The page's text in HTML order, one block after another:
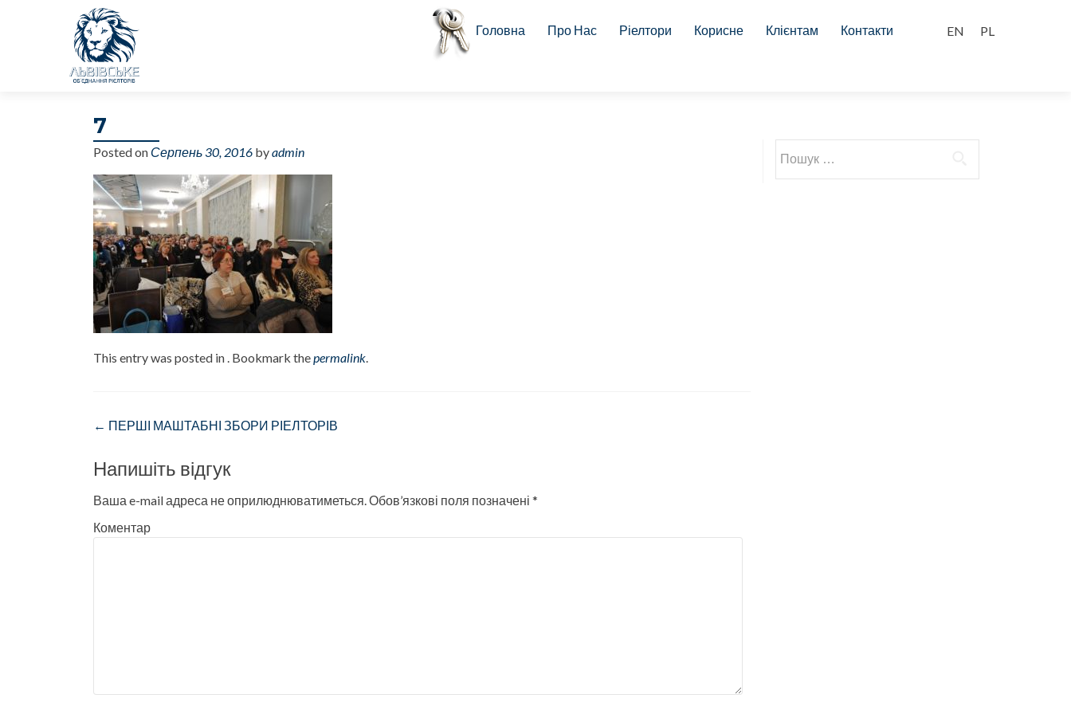
Головна
Про Нас Ріелтори Корисне Клієнтам Контакти
7
Posted on Серпень 30, 2016 byadmin
This entry was posted in . Bookmark thepermalink.
Post navigation
← ПЕРШІ МАШТАБНІ ЗБОРИ РІЕЛТОРІВ
Напишіть відгук
Ваша e-mail адреса не оприлюднюватиметься.Обов’язкові поля позначені *
Коментар